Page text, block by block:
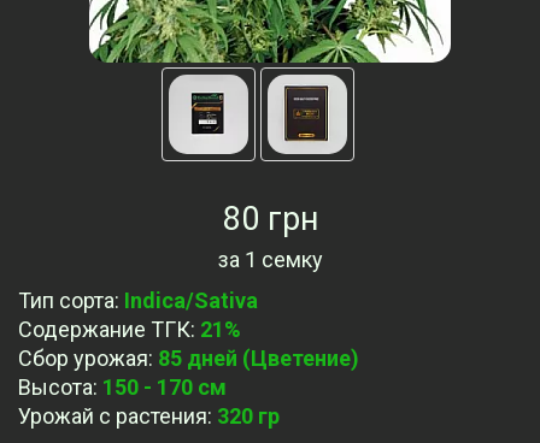
80 грн
за 1 семку
Тип сорта: Indica/Sativa
Содержание ТГК: 21%
Сбор урожая: 85 дней (Цветение)
Высота: 150 - 170 см
Урожай с растения: 320 гр